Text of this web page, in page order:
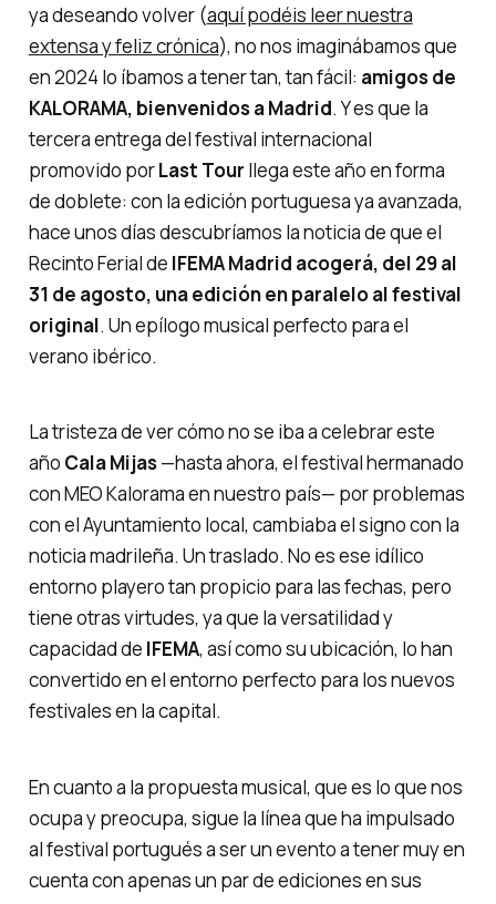
ya deseando volver (aquí podéis leer nuestra
extensa y feliz crónica), no nos imaginábamos que
en 2024 lo íbamos a tener tan, tan fácil: amigos de
KALORAMA, bienvenidos a Madrid. Y es que la
tercera entrega del festival internacional
promovido porLast Tour llega este año en forma
de doblete: con la edición portuguesa ya avanzada,
hace unos días descubríamos la noticia de que el
Recinto Ferial de IFEMA Madrid acogerá, del 29 al
31 de agosto, una edición en paralelo al festival
original. Un epílogo musical perfecto para el
verano ibérico.
La tristeza de ver cómo no se iba a celebrar este
año Cala Mijas—hasta ahora, el festival hermanado
con MEO Kalorama en nuestro país— por problemas
con el Ayuntamiento local, cambiaba el signo con la
noticia madrileña. Un traslado. No es ese idílico
entorno playero tan propicio para las fechas, pero
tiene otras virtudes, ya que la versatilidad y
capacidad de IFEMA, así como su ubicación, lo han
convertido en el entorno perfecto para los nuevos
festivales en la capital.
En cuanto a la propuesta musical, que es lo que nos
ocupa y preocupa, sigue la línea que ha impulsado
al festival portugués a ser un evento a tener muy en
cuenta con apenas un par de ediciones en sus